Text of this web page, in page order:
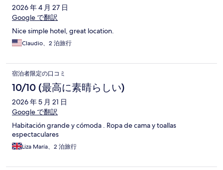
2026 年 4 月 27 日
Google で翻訳
Nice simple hotel, great location.
Claudio、2 泊旅行
宿泊者限定の口コミ
10/10 (最高に素晴らしい)
2026 年 5 月 21 日
Google で翻訳
Habitación grande y cómoda . Ropa de cama y toallas
espectaculares
Liza María、2 泊旅行